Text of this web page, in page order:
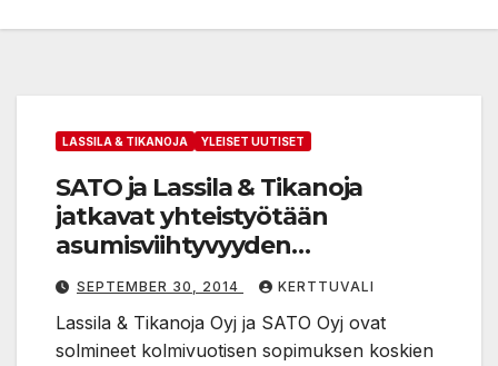
LASSILA & TIKANOJA YLEISET UUTISET
SATO ja Lassila & Tikanoja
jatkavat yhteistyötään
asumisviihtyvyyden
parantamiseksi
SEPTEMBER 30, 2014 KERTTUVALI
Lassila & Tikanoja Oyj ja SATO Oyj ovat
solmineet kolmivuotisen sopimuksen koskien